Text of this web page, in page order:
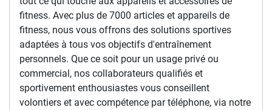
fitness. Avec plus de 7000 articles et appareils de
fitness, nous vous offrons des solutions sportives
adaptées à tous vos objectifs d'entraînement
personnels. Que ce soit pour un usage privé ou
commercial, nos collaborateurs qualifiés et
sportivement enthousiastes vous conseillent
volontiers et avec compétence par téléphone, via notre